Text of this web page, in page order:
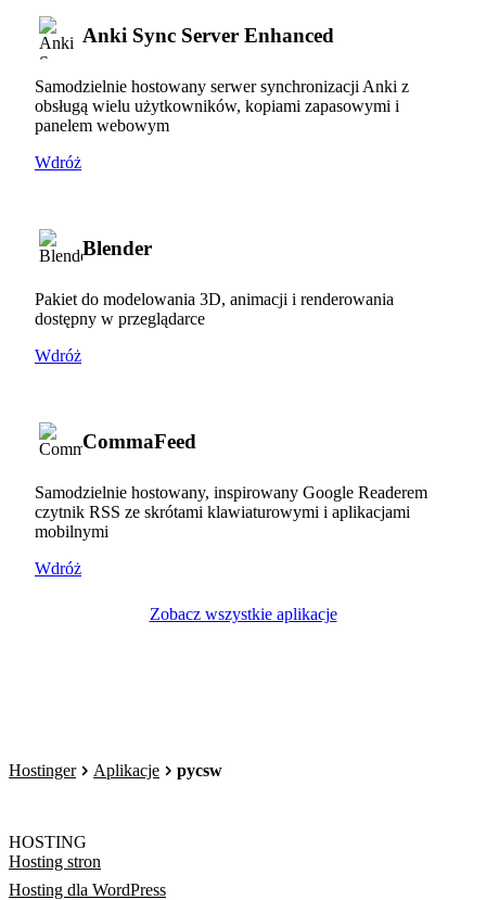
Anki Sync Server Enhanced
Samodzielnie hostowany serwer synchronizacji Anki z
obsługą wielu użytkowników, kopiami zapasowymi i
panelem webowym
Wdróż
Blender
Pakiet do modelowania 3D, animacji i renderowania
dostępny w przeglądarce
Wdróż
CommaFeed
Samodzielnie hostowany, inspirowany Google Readerem
czytnik RSS ze skrótami klawiaturowymi i aplikacjami
mobilnymi
Wdróż
Zobacz wszystkie aplikacje
Hostinger Aplikacje pycsw
HOSTING
Hosting stron
Hosting dla WordPress